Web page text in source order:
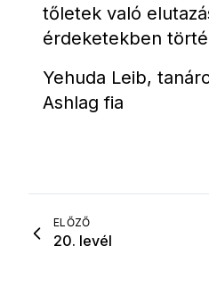
tőletek való
érdeketekben
Yehuda Leib,
Ashlag fia
ELŐZŐ
20. levél